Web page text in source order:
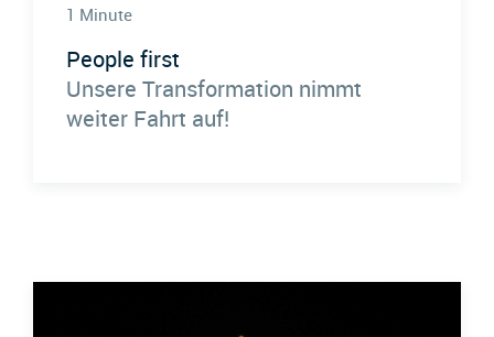
1 Minute
People first
Unsere Transformation nimmt
weiter Fahrt auf!